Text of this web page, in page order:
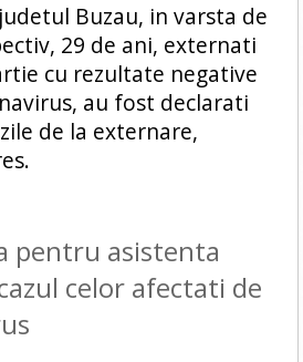
Buzau, in varsta de
29 de ani, externati
cu rezultate negative
au fost declarati
de la externare,
pentru asistenta
celor afectati de